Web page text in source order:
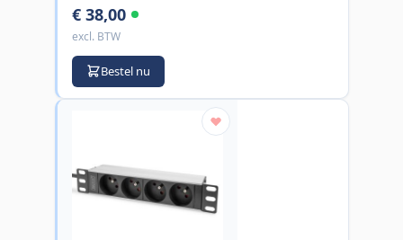
€ 38,00
excl. BTW
Bestel nu